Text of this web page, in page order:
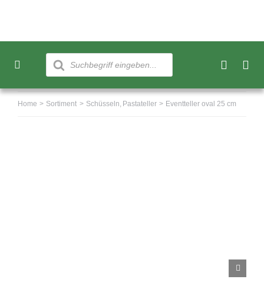
content
Products
search
Toggle
Neu
Home Sortiment Schüsseln Pastateller Eventteller oval 25 cm